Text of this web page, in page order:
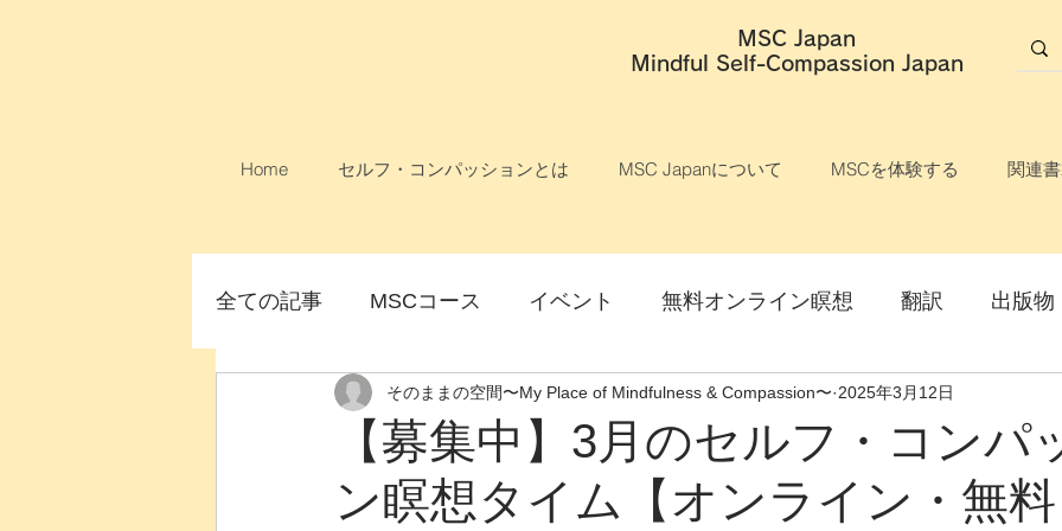
MSC Japan
​Mindful Self-Compassion Japan
Home セルフ・コンパッションとは MSC Japanについて MSCを体験する 関連
全ての記事 MSCコース イベント 無料オンライン瞑想 翻訳 出版物
MSCコース無料説明会 マインドフル・セルフ・コンパッション
女性のためのMSC オンライン開催 オンライン講座 対面開催 参加
【募集中】3月のセルフ・コンパ
ン瞑想タイム【オンライン・無
そのままの空間〜My Place of Mindfulness & Compassion〜 2025年3月12日